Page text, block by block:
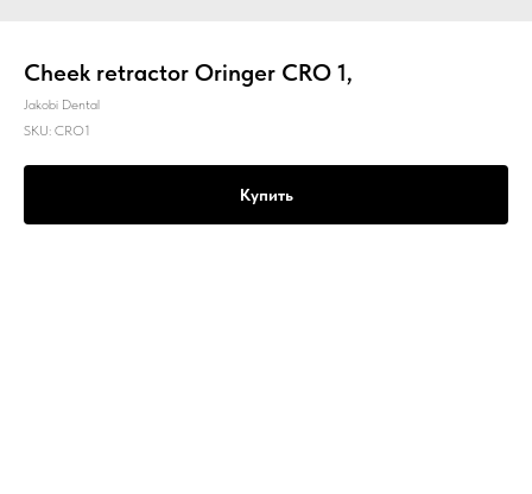
Cheek retractor Oringer CRO 1,
Jakobi Dental
SKU: CRO1
Купить